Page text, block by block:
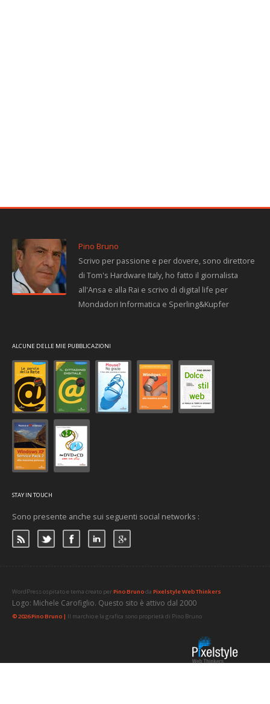
Pino Bruno
Scrivo per passione e per dovere, sono direttore
di Tom's Hardware Italy, ho fatto il giornalista
all'Ansa e alla Rai e scrivo di digital life per
Mondadori Informatica e Sperling&Kupfer
ALCUNE DELLE MIE PUBBLICAZIONI
STAY IN TOUCH
Sono presente anche sui seguenti social networks :
WordPress ospitato e tema creato perPino Brunoda Pixelstyle Web Thinkers
Logo: Michele Carofiglio. Questo sito è attivo dal 2000
© 2026 Pino Bruno | Il marchio e la grafica sono proprietà di Pino Bruno